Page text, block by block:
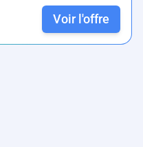
Voir l'offre